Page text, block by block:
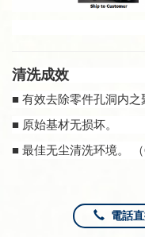
清洗成效
■ 有效去除零件孔洞内之
■ 原始基材无损坏。
■ 最佳无尘清洗环境。 （
電話